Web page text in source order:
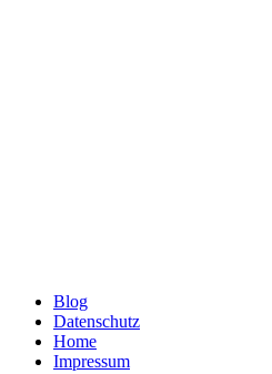
Blog
Datenschutz
Home
Impressum